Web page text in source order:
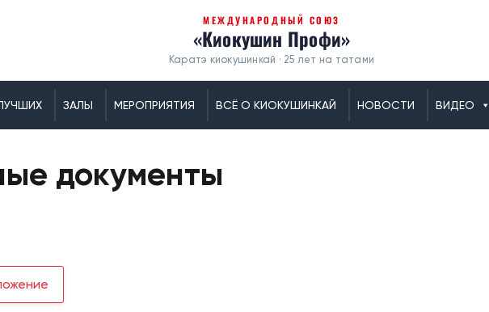
МЕЖДУНАРОДНЫЙ СОЮЗ
«Киокушин Профи»
Каратэ киокушинкай · 25 лет на татами
ЗАЛЫ МЕРОПРИЯТИЯ ВСЁ О КИОКУШИНКАЙ НОВОСТИ ВИДЕО
документы